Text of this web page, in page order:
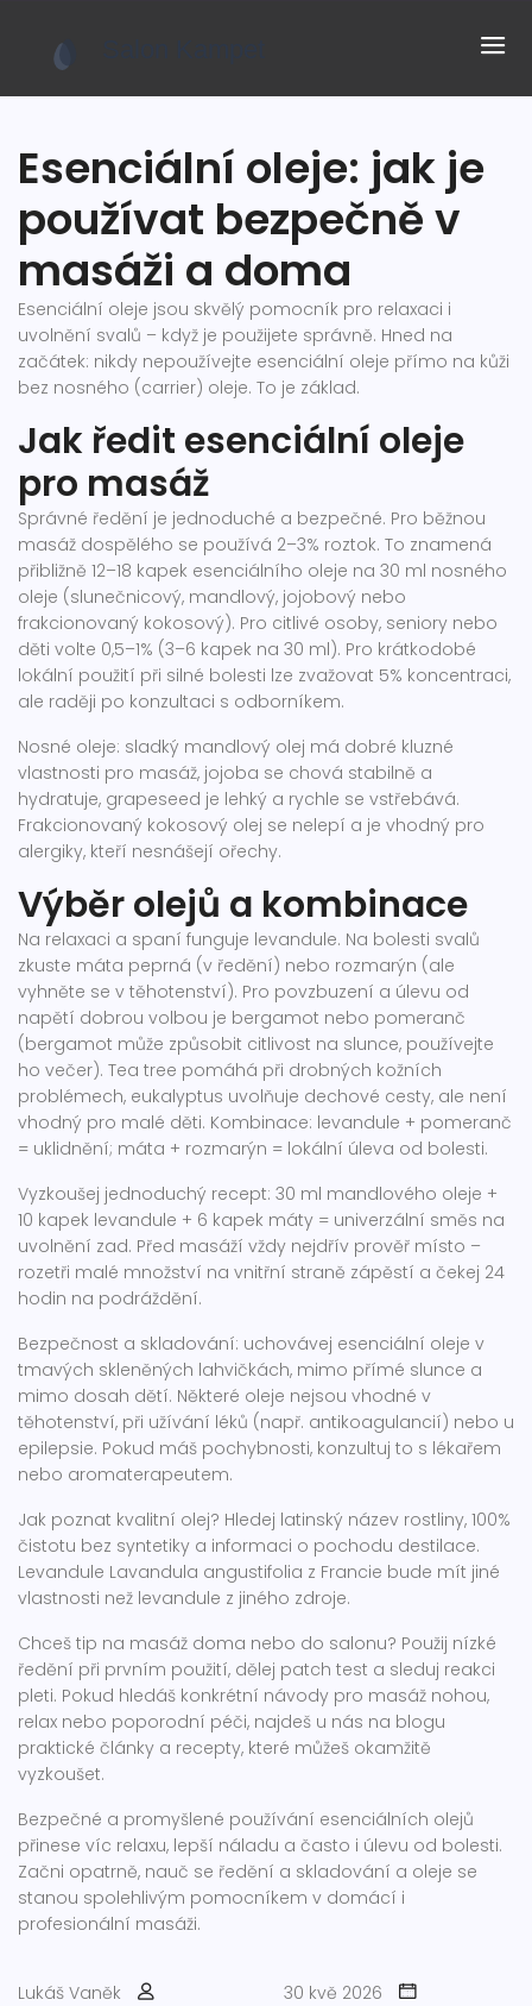
Esenciální oleje: jak je
používat bezpečně v
masáži a doma
Esenciální oleje jsou skvělý pomocník pro relaxaci i
uvolnění svalů – když je použijete správně. Hned na
začátek: nikdy nepoužívejte esenciální oleje přímo na kůži
bez nosného (carrier) oleje. To je základ.
Jak ředit esenciální oleje
pro masáž
Správné ředění je jednoduché a bezpečné. Pro běžnou
masáž dospělého se používá 2–3% roztok. To znamená
přibližně 12–18 kapek esenciálního oleje na 30 ml nosného
oleje (slunečnicový, mandlový, jojobový nebo
frakcionovaný kokosový). Pro citlivé osoby, seniory nebo
děti volte 0,5–1% (3–6 kapek na 30 ml). Pro krátkodobé
lokální použití při silné bolesti lze zvažovat 5% koncentraci,
ale raději po konzultaci s odborníkem.
Nosné oleje: sladký mandlový olej má dobré kluzné
vlastnosti pro masáž, jojoba se chová stabilně a
hydratuje, grapeseed je lehký a rychle se vstřebává.
Frakcionovaný kokosový olej se nelepí a je vhodný pro
alergiky, kteří nesnášejí ořechy.
Výběr olejů a kombinace
Na relaxaci a spaní funguje levandule. Na bolesti svalů
zkuste máta peprná (v ředění) nebo rozmarýn (ale
vyhněte se v těhotenství). Pro povzbuzení a úlevu od
napětí dobrou volbou je bergamot nebo pomeranč
(bergamot může způsobit citlivost na slunce, používejte
ho večer). Tea tree pomáhá při drobných kožních
problémech, eukalyptus uvolňuje dechové cesty, ale není
vhodný pro malé děti. Kombinace: levandule + pomeranč
= uklidnění; máta + rozmarýn = lokální úleva od bolesti.
Vyzkoušej jednoduchý recept: 30 ml mandlového oleje +
10 kapek levandule + 6 kapek máty = univerzální směs na
uvolnění zad. Před masáží vždy nejdřív prověř místo –
rozetři malé množství na vnitřní straně zápěstí a čekej 24
hodin na podráždění.
Bezpečnost a skladování: uchovávej esenciální oleje v
tmavých skleněných lahvičkách, mimo přímé slunce a
mimo dosah dětí. Některé oleje nejsou vhodné v
těhotenství, při užívání léků (např. antikoagulancií) nebo u
epilepsie. Pokud máš pochybnosti, konzultuj to s lékařem
nebo aromaterapeutem.
Jak poznat kvalitní olej? Hledej latinský název rostliny, 100%
čistotu bez syntetiky a informaci o pochodu destilace.
Levandule Lavandula angustifolia z Francie bude mít jiné
vlastnosti než levandule z jiného zdroje.
Chceš tip na masáž doma nebo do salonu? Použij nízké
ředění při prvním použití, dělej patch test a sleduj reakci
pleti. Pokud hledáš konkrétní návody pro masáž nohou,
relax nebo poporodní péči, najdeš u nás na blogu
praktické články a recepty, které můžeš okamžitě
vyzkoušet.
Bezpečné a promyšlené používání esenciálních olejů
přinese víc relaxu, lepší náladu a často i úlevu od bolesti.
Začni opatrně, nauč se ředění a skladování a oleje se
stanou spolehlivým pomocníkem v domácí i
profesionální masáži.
Lukáš Vaněk
30 kvě 2026